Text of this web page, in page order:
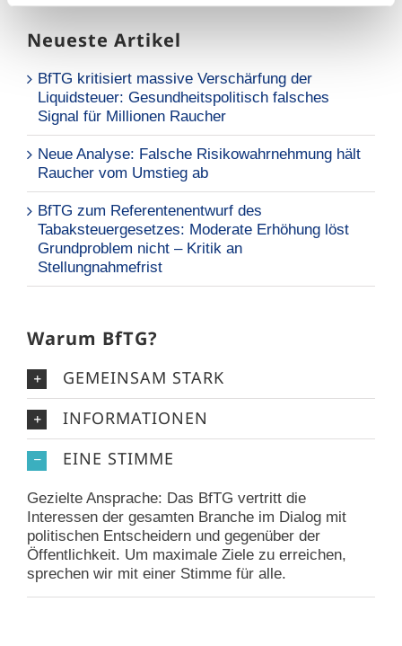
Neueste Artikel
BfTG kritisiert massive Verschärfung der
Liquidsteuer: Gesundheitspolitisch falsches
Signal für Millionen Raucher
Neue Analyse: Falsche Risikowahrnehmung hält
Raucher vom Umstieg ab
BfTG zum Referentenentwurf des
Tabaksteuergesetzes: Moderate Erhöhung löst
Grundproblem nicht – Kritik an
Stellungnahmefrist
Warum BfTG?
GEMEINSAM STARK
INFORMATIONEN
EINE STIMME
Gezielte Ansprache: Das BfTG vertritt die
Interessen der gesamten Branche im Dialog mit
politischen Entscheidern und gegenüber der
Öffentlichkeit. Um maximale Ziele zu erreichen,
sprechen wir mit einer Stimme für alle.